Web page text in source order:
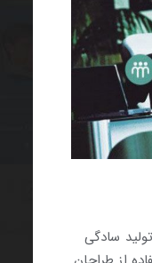
سادگی